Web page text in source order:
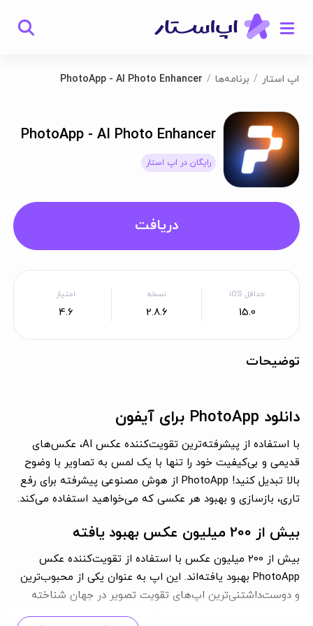
اپ استار برنامه‌ها PhotoApp - AI Photo Enhancer
PhotoApp - AI Photo Enhancer
رایگان در اپ استار
دریافت
حداقل iOS
15.0
نسخه
2.8.6
امتیاز
4.6
توضیحات
دانلود PhotoApp برای آیفون
با استفاده از پیشرفته‌ترین تقویت‌کننده عکس AI، عکس‌های
قدیمی و بی‌کیفیت خود را تنها با یک لمس به تصاویر با وضوح
بالا تبدیل کنید! PhotoApp از هوش مصنوعی پیشرفته برای رفع
تاری، بازسازی و بهبود هر عکسی که می‌خواهید استفاده می‌کند.
بیش از 200 میلیون عکس بهبود یافته
بیش از 200 میلیون عکس با استفاده از تقویت‌کننده عکس
PhotoApp بهبود یافته‌اند. این اپ به عنوان یکی از محبوب‌ترین
و دوست‌داشتنی‌ترین اپ‌های تقویت تصویر در جهان شناخته
شده است و می‌تواند به سرعت عکس‌های 10 یا حتی 20 ساله را